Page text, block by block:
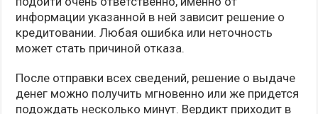
информации указанной в ней зависит решение о
кредитовании. Любая ошибка или неточность
может стать причиной отказа.
После отправки всех сведений, решение о выдаче
денег можно получить мгновенно или же придется
подождать несколько минут. Вердикт приходит в